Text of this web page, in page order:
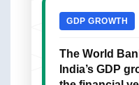
GDP GROWTH
The World
India’s GDP